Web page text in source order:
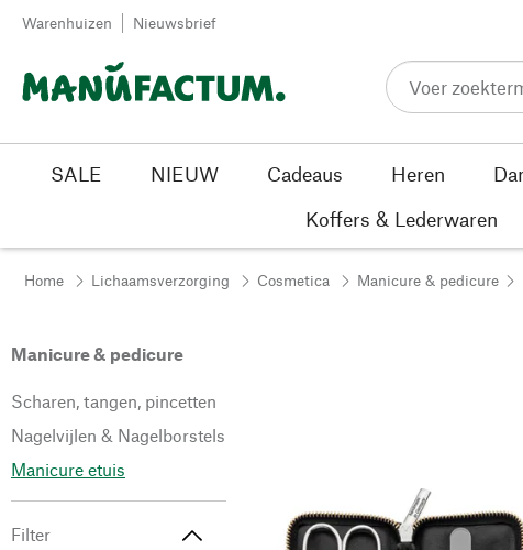
Passer au contenu
Warenhuizen Nieuwsbrief
SALE NIEUW Cadeaus Heren
Koffers & Lederwaren
Home Lichaamsverzorging Cosmetica Manicure & pedicure
Manicure & pedicure
Scharen, tangen, pincetten
Nagelvijlen & Nagelborstels
Manicure etuis
Filter